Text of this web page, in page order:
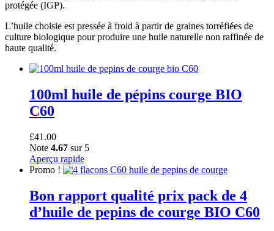
protégée (IGP).
L’huile choisie est pressée à froid à partir de graines torréfiées de
culture biologique pour produire une huile naturelle non raffinée de
haute qualité.
100ml huile de pépins courge BIO
C60
£41.00
Note 4.67 sur 5
Aperçu rapide
Promo !
Bon rapport qualité prix pack de 4
d’huile de pepins de courge BIO C60